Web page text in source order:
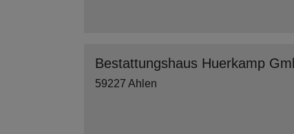
Bestattungshaus Huerkamp
59227 Ahlen